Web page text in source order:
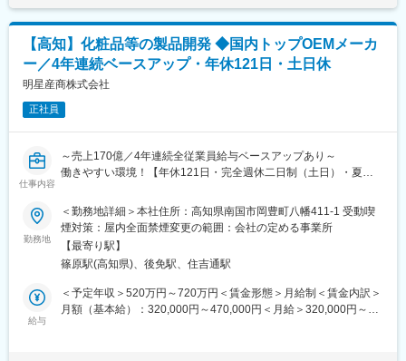
当社は売上高256億円、全国77拠点、従業員数570名規模を誇る調
剤機器メーカーです。1971年創業と半世紀以上歴史をもち、特に
1980年代から他社に先駆けてスウェーデンなどヨーロッパに販売
網を拡大してきました。国内だけでなく、海外での売上も安定的
に伸びているため経営が安定しています。
・工場設備の性能や生産技術を考慮したラインやコストの調整
・量産化に向けた試作や製造部門との連携
・見積作成、納期調整、契約締結など
※製品設計について
CAD等のスキルは不要で主にExcelなどを使用して社内指示の書類
作成を対応いただきます。
■業務の特徴
・本社では、既存のお客様の受注対応がメインです。取引先の開
拓などはございません。
す。
・企画の多くはお客様から依頼をいただきますが、時には「社内
技術から生まれる新製品」をお客様に提案し弊社で製造、お客様
の製品として販売していただくこともあります。
■取り扱い品目：
ポケットティッシュ、トイレットペーパー、不織布マスク、フェ
性があります。月給(月額)は固定手当を含めた表記です。
【高知】化粧品等の製品開発 ◆国内トップOEMメーカ
ー／4年連続ベースアップ・年休121日・土日休
明星産商株式会社
正社員
仕事内容
～売上170億／4年連続全従業員給与ベースアップあり～
働きやすい環境！【年休121日・完全週休二日制（土日）・夏季
誇る国内外大手医薬品・化粧品を取り扱うOEMメーカーです＞
■ミッション：
クライアントから製品のご相談を受け、製品設計や社内外調整を
行い、完成した製品を届けるまでが一連の業務です。
■仕事内容：
勤務地
＜勤務地詳細＞本社住所：高知県南国市岡豊町八幡411-1 受動喫
煙対策：屋内全面禁煙変更の範囲：会社の定める事業所
【最寄り駅】
篠原駅(高知県)、後免駅、住吉通駅
給与
＜予定年収＞520万円～720万円＜賃金形態＞月給制＜賃金内訳＞
月額（基本給）：320,000円～470,000円＜月給＞320,000円～